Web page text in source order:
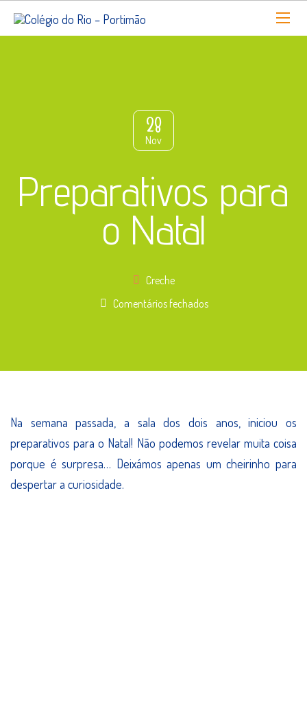
28
Nov
Preparativos para
o Natal
Creche
Comentários fechadosem
Na semana passada, a sala dos dois anos, iniciou os
preparativos para o Natal! Não podemos revelar muita coisa
porque é surpresa… Deixámos apenas um cheirinho para
despertar a curiosidade.